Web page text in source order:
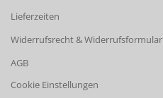
Lieferzeiten
Widerrufsrecht & Widerrufsformular
AGB
Cookie Einstellungen